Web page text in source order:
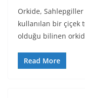
Orkide,
kullanılan bir
olduğu bilinen
Read More